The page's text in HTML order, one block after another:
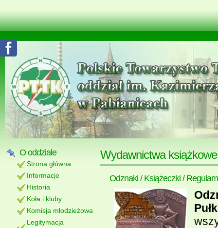
O oddziale
Strona główna
Informacje
Historia
Koła i kluby
Komisja młodzieżowa
Legitymacja
Wydawnictwa
Odznaki / Książeczki /